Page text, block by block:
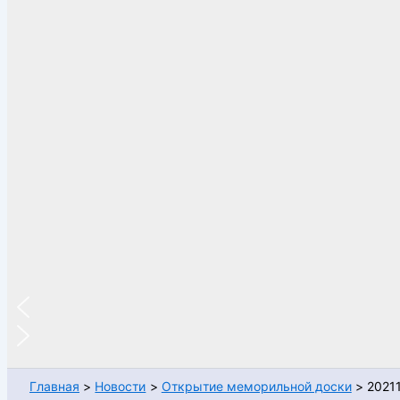
Главная Новости Открытие меморильной доски